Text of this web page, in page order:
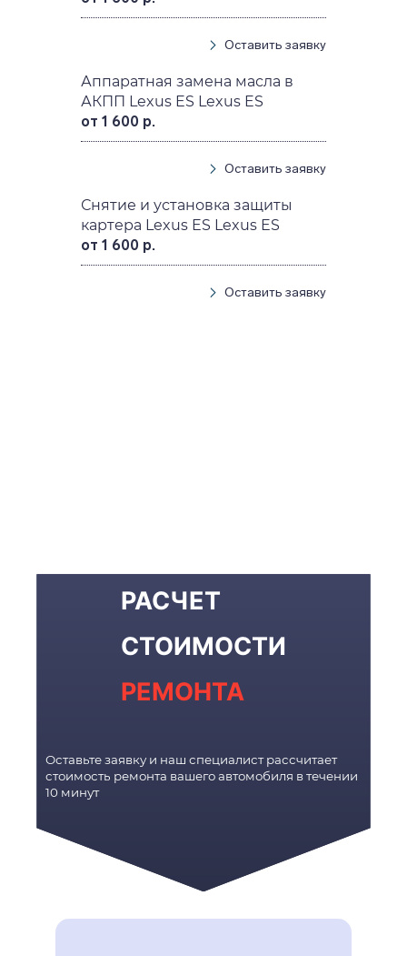
Оставить заявку
Аппаратная замена масла в
АКПП Lexus ES Lexus ES
от 1 600 р.
Оставить заявку
Снятие и установка защиты
картера Lexus ES Lexus ES
от 1 600 р.
Оставить заявку
РАСЧЕТ
СТОИМОСТИ
РЕМОНТА
Оставьте заявку и наш специалист рассчитает
стоимость ремонта вашего автомобиля в течении
10 минут